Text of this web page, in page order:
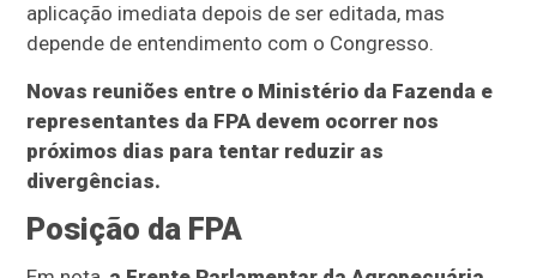
aplicação imediata depois de ser editada, mas
depende de entendimento com o Congresso.
Novas reuniões entre o Ministério da Fazenda e
representantes da FPA devem ocorrer nos
próximos dias para tentar reduzir as
divergências.
Posição da FPA